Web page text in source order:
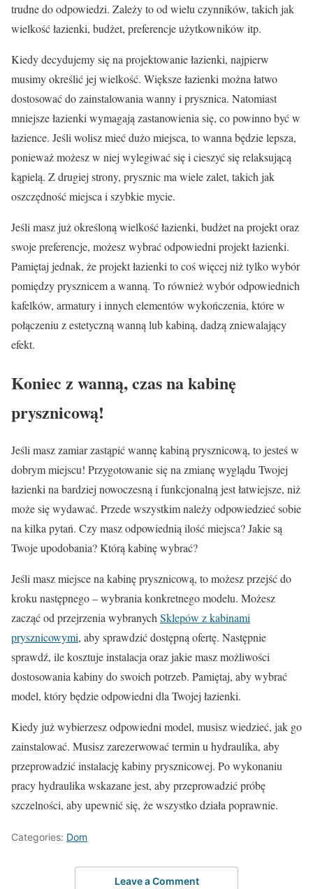
trudne do odpowiedzi. Zależy to od wielu czynników, takich jak
wielkość łazienki, budżet, preferencje użytkowników itp.
Kiedy decydujemy się na projektowanie łazienki, najpierw
musimy określić jej wielkość. Większe łazienki można łatwo
dostosować do zainstalowania wanny i prysznica. Natomiast
mniejsze łazienki wymagają zastanowienia się, co powinno być w
łazience. Jeśli wolisz mieć dużo miejsca, to wanna będzie lepsza,
ponieważ możesz w niej wylegiwać się i cieszyć się relaksującą
kąpielą. Z drugiej strony, prysznic ma wiele zalet, takich jak
oszczędność miejsca i szybkie mycie.
Jeśli masz już określoną wielkość łazienki, budżet na projekt oraz
swoje preferencje, możesz wybrać odpowiedni projekt łazienki.
Pamiętaj jednak, że projekt łazienki to coś więcej niż tylko wybór
pomiędzy prysznicem a wanną. To również wybór odpowiednich
kafelków, armatury i innych elementów wykończenia, które w
połączeniu z estetyczną wanną lub kabiną, dadzą zniewalający
efekt.
Koniec z wanną, czas na kabinę
prysznicową!
Jeśli masz zamiar zastąpić wannę kabiną prysznicową, to jesteś w
dobrym miejscu! Przygotowanie się na zmianę wyglądu Twojej
łazienki na bardziej nowoczesną i funkcjonalną jest łatwiejsze, niż
może się wydawać. Przede wszystkim należy odpowiedzieć sobie
na kilka pytań. Czy masz odpowiednią ilość miejsca? Jakie są
Twoje upodobania? Którą kabinę wybrać?
Jeśli masz miejsce na kabinę prysznicową, to możesz przejść do
kroku następnego – wybrania konkretnego modelu. Możesz
zacząć od przejrzenia wybranychSklepów z kabinami
prysznicowymi, aby sprawdzić dostępną ofertę. Następnie
sprawdź, ile kosztuje instalacja oraz jakie masz możliwości
dostosowania kabiny do swoich potrzeb. Pamiętaj, aby wybrać
model, który będzie odpowiedni dla Twojej łazienki.
Kiedy już wybierzesz odpowiedni model, musisz wiedzieć, jak go
zainstalować. Musisz zarezerwować termin u hydraulika, aby
przeprowadzić instalację kabiny prysznicowej. Po wykonaniu
pracy hydraulika wskazane jest, aby przeprowadzić próbę
szczelności, aby upewnić się, że wszystko działa poprawnie.
Categories: Dom
Leave a Comment